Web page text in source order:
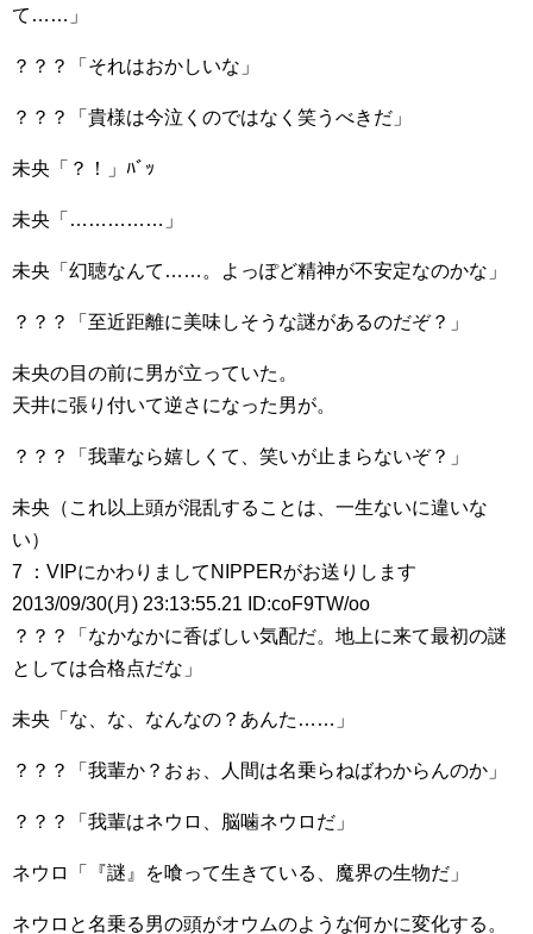
て……」
？？？「それはおかしいな」
？？？「貴様は今泣くのではなく笑うべきだ」
未央「？！」ﾊﾞｯ
未央「……………」
未央「幻聴なんて……。よっぽど精神が不安定なのかな」
？？？「至近距離に美味しそうな謎があるのだぞ？」
未央の目の前に男が立っていた。
天井に張り付いて逆さになった男が。
？？？「我輩なら嬉しくて、笑いが止まらないぞ？」
未央（これ以上頭が混乱することは、一生ないに違いな
い）
7 ：VIPにかわりましてNIPPERがお送りします
2013/09/30(月) 23:13:55.21 ID:coF9TW/oo
？？？「なかなかに香ばしい気配だ。地上に来て最初の謎
としては合格点だな」
未央「な、な、なんなの？あんた……」
？？？「我輩か？おぉ、人間は名乗らねばわからんのか」
？？？「我輩はネウロ、脳噛ネウロだ」
ネウロ「『謎』を喰って生きている、魔界の生物だ」
ネウロと名乗る男の頭がオウムのような何かに変化する。